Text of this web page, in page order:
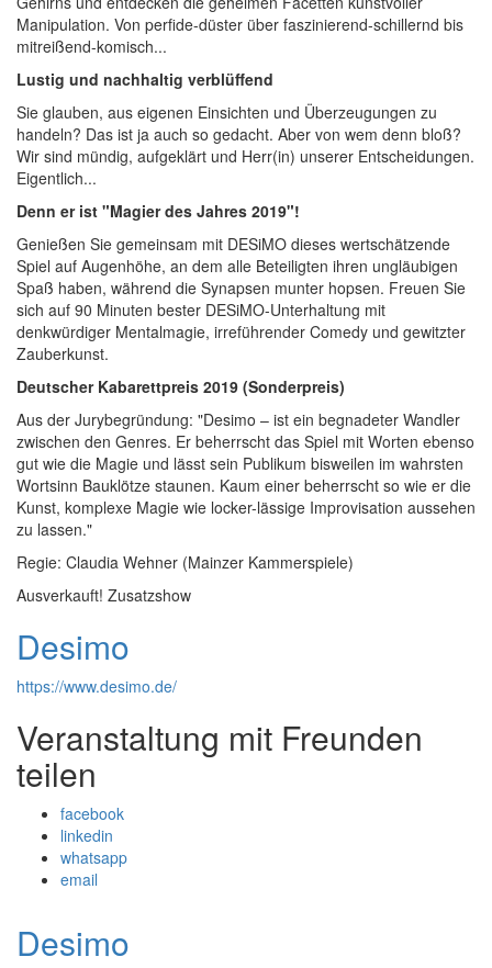
Manipulation. Von perfide-düster über faszinierend-schillernd bis
mitreißend-komisch...
Lustig und nachhaltig verblüffend
Sie glauben, aus eigenen Einsichten und Überzeugungen zu
handeln? Das ist ja auch so gedacht. Aber von wem denn bloß?
Wir sind mündig, aufgeklärt und Herr(in) unserer Entscheidungen.
Eigentlich...
Denn er ist "Magier des Jahres 2019"!
Genießen Sie gemeinsam mit DESiMO dieses wertschätzende
Spiel auf Augenhöhe, an dem alle Beteiligten ihren ungläubigen
Spaß haben, während die Synapsen munter hopsen. Freuen Sie
sich auf 90 Minuten bester DESiMO-Unterhaltung mit
denkwürdiger Mentalmagie, irreführender Comedy und gewitzter
Zauberkunst.
Deutscher Kabarettpreis 2019 (Sonderpreis)
Aus der Jurybegründung: "Desimo – ist ein begnadeter Wandler
zwischen den Genres. Er beherrscht das Spiel mit Worten ebenso
gut wie die Magie und lässt sein Publikum bisweilen im wahrsten
Wortsinn Bauklötze staunen. Kaum einer beherrscht so wie er die
Kunst, komplexe Magie wie locker-lässige Improvisation aussehen
zu lassen."
Regie: Claudia Wehner (Mainzer Kammerspiele)
Ausverkauft! Zusatzshow
Desimo
https://www.desimo.de/
Veranstaltung mit Freunden
teilen
facebook
linkedin
whatsapp
email
Desimo